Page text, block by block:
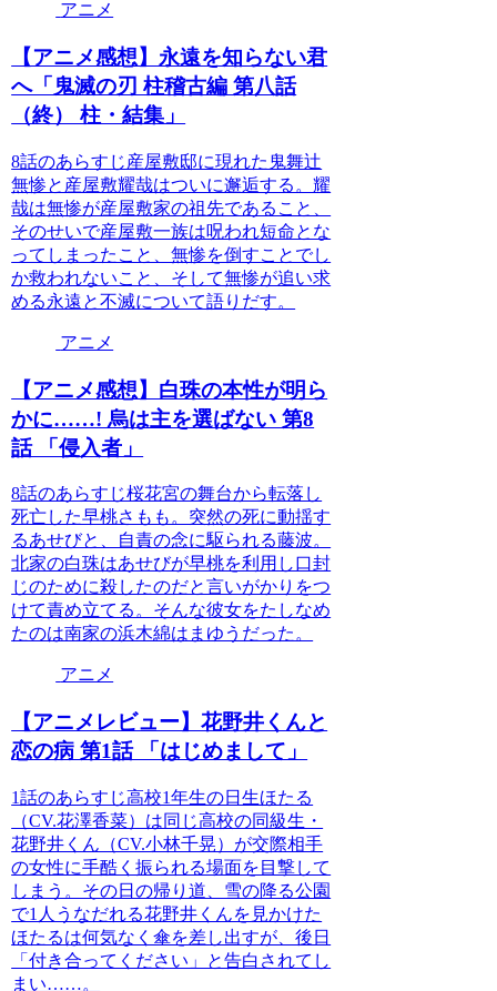
アニメ
【アニメ感想】永遠を知らない君
へ「鬼滅の刃 柱稽古編 第八話
（終） 柱・結集」
8話のあらすじ産屋敷邸に現れた鬼舞辻
無惨と産屋敷耀哉はついに邂逅する。耀
哉は無惨が産屋敷家の祖先であること、
そのせいで産屋敷一族は呪われ短命とな
ってしまったこと、無惨を倒すことでし
か救われないこと、そして無惨が追い求
める永遠と不滅について語りだす。
アニメ
【アニメ感想】白珠の本性が明ら
かに……! 烏は主を選ばない 第8
話 「侵入者」
8話のあらすじ桜花宮の舞台から転落し
死亡した早桃さもも。突然の死に動揺す
るあせびと、自責の念に駆られる藤波。
北家の白珠はあせびが早桃を利用し口封
じのために殺したのだと言いがかりをつ
けて責め立てる。そんな彼女をたしなめ
たのは南家の浜木綿はまゆうだった。
アニメ
【アニメレビュー】花野井くんと
恋の病 第1話 「はじめまして」
1話のあらすじ高校1年生の日生ほたる
（CV.花澤香菜）は同じ高校の同級生・
花野井くん（CV.小林千晃）が交際相手
の女性に手酷く振られる場面を目撃して
しまう。その日の帰り道、雪の降る公園
で1人うなだれる花野井くんを見かけた
ほたるは何気なく傘を差し出すが、後日
「付き合ってください」と告白されてし
まい……。